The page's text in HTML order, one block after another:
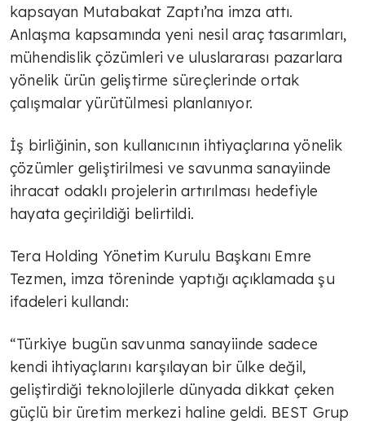
kapsayan Mutabakat Zaptı’na imza attı.
Anlaşma kapsamında yeni nesil araç tasarımları,
mühendislik çözümleri ve uluslararası pazarlara
yönelik ürün geliştirme süreçlerinde ortak
çalışmalar yürütülmesi planlanıyor.
İş birliğinin, son kullanıcının ihtiyaçlarına yönelik
çözümler geliştirilmesi ve savunma sanayiinde
ihracat odaklı projelerin artırılması hedefiyle
hayata geçirildiği belirtildi.
Tera Holding Yönetim Kurulu Başkanı Emre
Tezmen, imza töreninde yaptığı açıklamada şu
ifadeleri kullandı:
“Türkiye bugün savunma sanayiinde sadece
kendi ihtiyaçlarını karşılayan bir ülke değil,
geliştirdiği teknolojilerle dünyada dikkat çeken
güçlü bir üretim merkezi haline geldi. BEST Grup